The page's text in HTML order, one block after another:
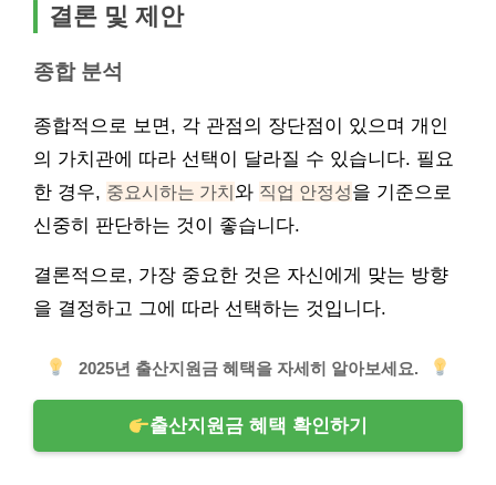
결론 및 제안
종합 분석
종합적으로 보면, 각 관점의 장단점이 있으며 개인
의 가치관에 따라 선택이 달라질 수 있습니다. 필요
한 경우, 중요시하는 가치와 직업 안정성을 기준으로
신중히 판단하는 것이 좋습니다.
결론적으로, 가장 중요한 것은 자신에게 맞는 방향
을 결정하고 그에 따라 선택하는 것입니다.
2025년 출산지원금 혜택을 자세히 알아보세요.
출산지원금 혜택 확인하기